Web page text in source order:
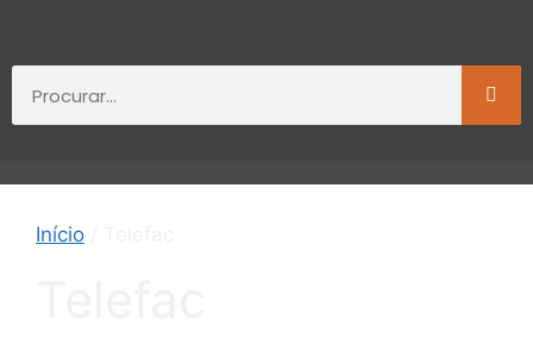
Início